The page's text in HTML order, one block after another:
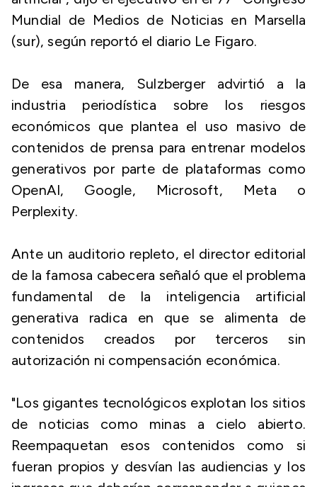
Mundial de Medios de Noticias en Marsella
(sur), según reportó el diario Le Figaro.
De esa manera, Sulzberger advirtió a la
industria periodística sobre los riesgos
económicos que plantea el uso masivo de
contenidos de prensa para entrenar modelos
generativos por parte de plataformas como
OpenAI, Google, Microsoft, Meta o
Perplexity.
Ante un auditorio repleto, el director editorial
de la famosa cabecera señaló que el problema
fundamental de la inteligencia artificial
generativa radica en que se alimenta de
contenidos creados por terceros sin
autorización ni compensación económica.
"Los gigantes tecnológicos explotan los sitios
de noticias como minas a cielo abierto.
Reempaquetan esos contenidos como si
fueran propios y desvían las audiencias y los